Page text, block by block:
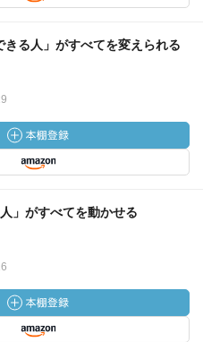
きる人」がすべてを変えられる
」がすべてを動かせる